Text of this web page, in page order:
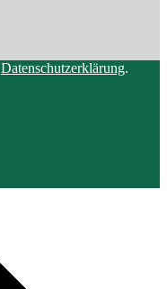
Datenschutzerklärung.